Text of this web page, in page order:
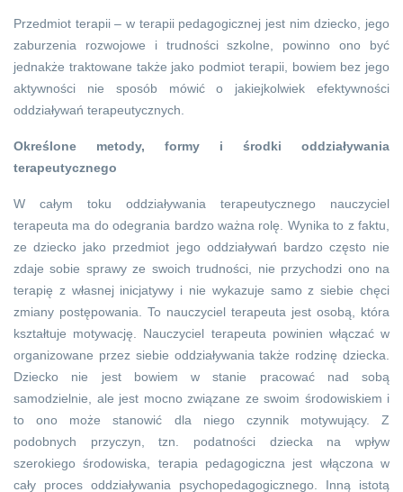
Przedmiot terapii – w terapii pedagogicznej jest nim dziecko, jego
zaburzenia rozwojowe i trudności szkolne, powinno ono być
jednakże traktowane także jako podmiot terapii, bowiem bez jego
aktywności nie sposób mówić o jakiejkolwiek efektywności
oddziaływań terapeutycznych.
Określone metody, formy i środki oddziaływania
terapeutycznego
W całym toku oddziaływania terapeutycznego nauczyciel
terapeuta ma do odegrania bardzo ważna rolę. Wynika to z faktu,
ze dziecko jako przedmiot jego oddziaływań bardzo często nie
zdaje sobie sprawy ze swoich trudności, nie przychodzi ono na
terapię z własnej inicjatywy i nie wykazuje samo z siebie chęci
zmiany postępowania. To nauczyciel terapeuta jest osobą, która
kształtuje motywację. Nauczyciel terapeuta powinien włączać w
organizowane przez siebie oddziaływania także rodzinę dziecka.
Dziecko nie jest bowiem w stanie pracować nad sobą
samodzielnie, ale jest mocno związane ze swoim środowiskiem i
to ono może stanowić dla niego czynnik motywujący. Z
podobnych przyczyn, tzn. podatności dziecka na wpływ
szerokiego środowiska, terapia pedagogiczna jest włączona w
cały proces oddziaływania psychopedagogicznego. Inną istotą